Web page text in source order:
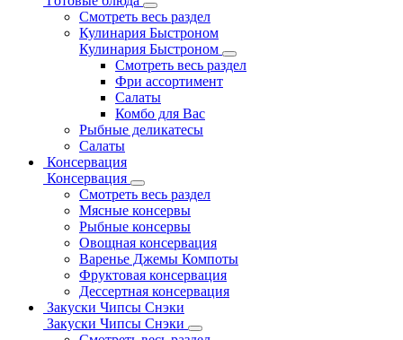
Смотреть весь раздел
Кулинария Быстроном
Кулинария Быстроном
Смотреть весь раздел
Фри ассортимент
Салаты
Комбо для Вас
Рыбные деликатесы
Салаты
Консервация
Консервация
Смотреть весь раздел
Мясные консервы
Рыбные консервы
Овощная консервация
Варенье Джемы Компоты
Фруктовая консервация
Дессертная консервация
Закуски Чипсы Снэки
Закуски Чипсы Снэки